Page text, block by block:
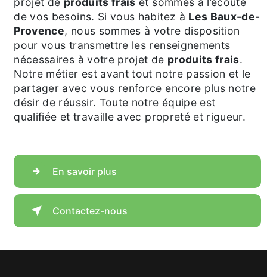
de vos besoins. Si vous habitez à Les Baux-de-
Provence, nous sommes à votre disposition
pour vous transmettre les renseignements
nécessaires à votre projet de produits frais.
Notre métier est avant tout notre passion et le
partager avec vous renforce encore plus notre
désir de réussir. Toute notre équipe est
qualifiée et travaille avec propreté et rigueur.
En savoir plus
Contactez-nous